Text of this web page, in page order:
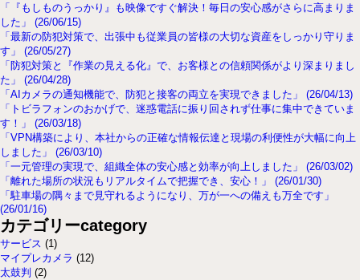
「『もしものうっかり』も映像ですぐ解決！毎日の安心感がさらに高まりま
した」 (26/06/15)
「最新の防犯対策で、出張中も従業員の皆様の大切な資産をしっかり守りま
す」 (26/05/27)
「防犯対策と『作業の見える化』で、お客様との信頼関係がより深まりまし
た」 (26/04/28)
「AIカメラの通知機能で、防犯と接客の両立を実現できました」 (26/04/13)
「トビラフォンのおかげで、迷惑電話に振り回されず仕事に集中できていま
す！」 (26/03/18)
「VPN構築により、本社からの正確な情報伝達と現場の利便性が大幅に向上
しました」 (26/03/10)
「一元管理の実現で、組織全体の安心感と効率が向上しました」 (26/03/02)
「離れた場所の状況もリアルタイムで把握でき、安心！」 (26/01/30)
「駐車場の隅々まで見守れるようになり、万が一への備えも万全です」
(26/01/16)
カテゴリーcategory
サービス (1)
マイプレカメラ (12)
太鼓判 (2)